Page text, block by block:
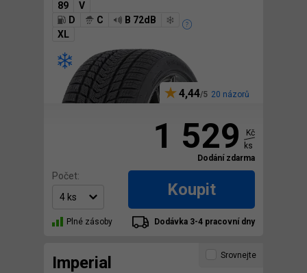
89
V
D
C
B 72dB
XL
4,44 20 názorů
1 529
Kč
ks
Dodání zdarma
Počet:
Koupit
Plné zásoby Dodávka 3-4 pracovní dny
Imperial Srovnejte